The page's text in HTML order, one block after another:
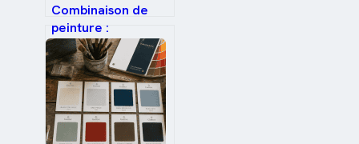
Combinaison de
peinture :
protection
antistatique ou
jetable, comment
garantir un fini
miroir ?